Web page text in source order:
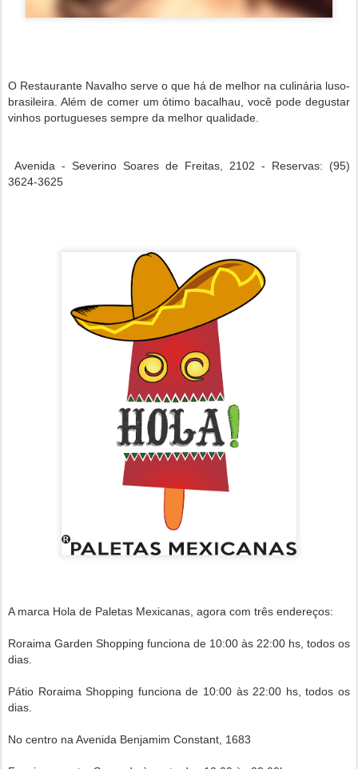
O Restaurante Navalho serve o que há de melhor na culinária luso-
brasileira. Além de comer um ótimo bacalhau, você pode degustar
vinhos portugueses sempre da melhor qualidade.
Avenida - Severino Soares de Freitas, 2102 - Reservas: (95)
3624-3625
A marca Hola de Paletas Mexicanas, agora com três endereços:
Roraima Garden Shopping funciona de 10:00 às 22:00 hs, todos os
dias.
Pátio Roraima Shopping funciona de 10:00 às 22:00 hs, todos os
dias.
No centro na Avenida Benjamim Constant, 1683